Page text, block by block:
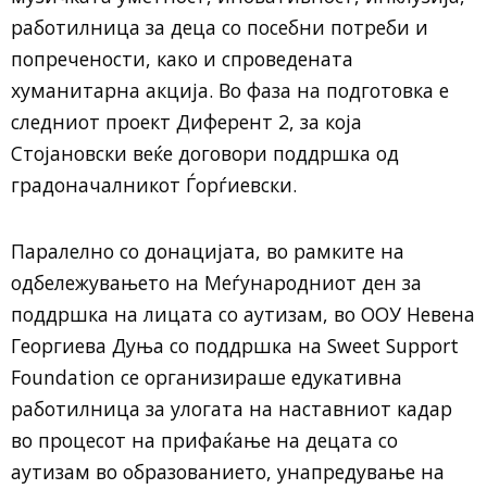
работилница за деца со посебни потреби и
попречености, како и спроведената
хуманитарна акција. Во фаза на подготовка е
следниот проект Диферент 2, за која
Стојановски веќе договори поддршка од
градоначалникот Ѓорѓиевски.
Паралелно со донацијата, во рамките на
одбележувањето на Меѓународниот ден за
поддршка на лицата со аутизам, во ООУ Невена
Георгиева Дуња со поддршка на Sweet Support
Foundation се организираше едукативна
работилница за улогата на наставниот кадар
во процесот на прифаќање на децата со
аутизам во образованието, унапредување на